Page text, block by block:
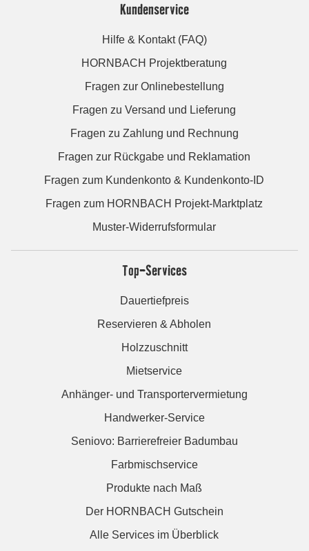
Kundenservice
Hilfe & Kontakt (FAQ)
HORNBACH Projektberatung
Fragen zur Onlinebestellung
Fragen zu Versand und Lieferung
Fragen zu Zahlung und Rechnung
Fragen zur Rückgabe und Reklamation
Fragen zum Kundenkonto & Kundenkonto-ID
Fragen zum HORNBACH Projekt-Marktplatz
Muster-Widerrufsformular
Top-Services
Dauertiefpreis
Reservieren & Abholen
Holzzuschnitt
Mietservice
Anhänger- und Transportervermietung
Handwerker-Service
Seniovo: Barrierefreier Badumbau
Farbmischservice
Produkte nach Maß
Der HORNBACH Gutschein
Alle Services im Überblick